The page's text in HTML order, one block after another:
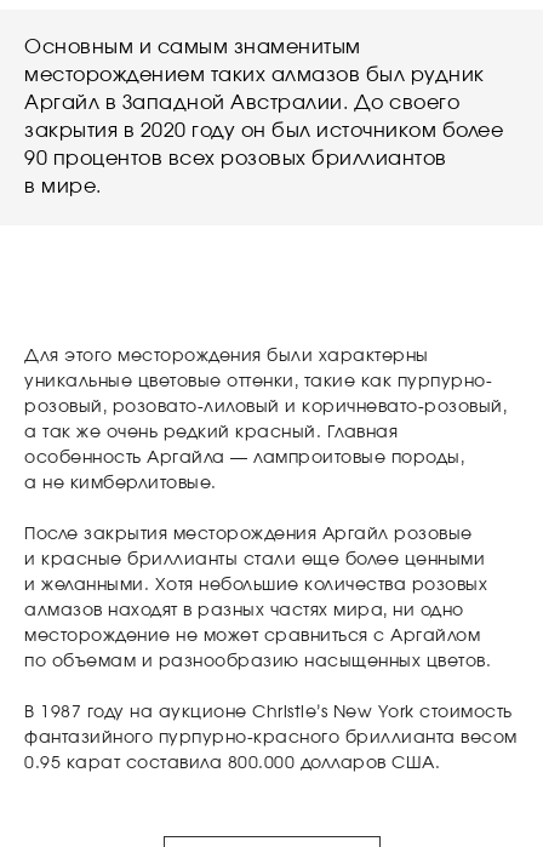
Основным и самым знаменитым
месторождением таких алмазов был рудник
Аргайл в Западной Австралии. До своего
закрытия в 2020 году он был источником более
90 процентов всех розовых бриллиантов
в мире.
Для этого месторождения были характерны
уникальные цветовые оттенки, такие как пурпурно-
розовый, розовато-лиловый и коричневато-розовый,
а так же очень редкий красный. Главная
особенность Аргайла — лампроитовые породы,
а не кимберлитовые.
После закрытия месторождения Аргайл розовые
и красные бриллианты стали еще более ценными
и желанными. Хотя небольшие количества розовых
алмазов находят в разных частях мира, ни одно
месторождение не может сравниться с Аргайлом
по объемам и разнообразию насыщенных цветов.
В 1987 году на аукционе Christie’s New York стоимость
фантазийного пурпурно-красного бриллианта весом
0.95 карат составила 800.000 долларов США.